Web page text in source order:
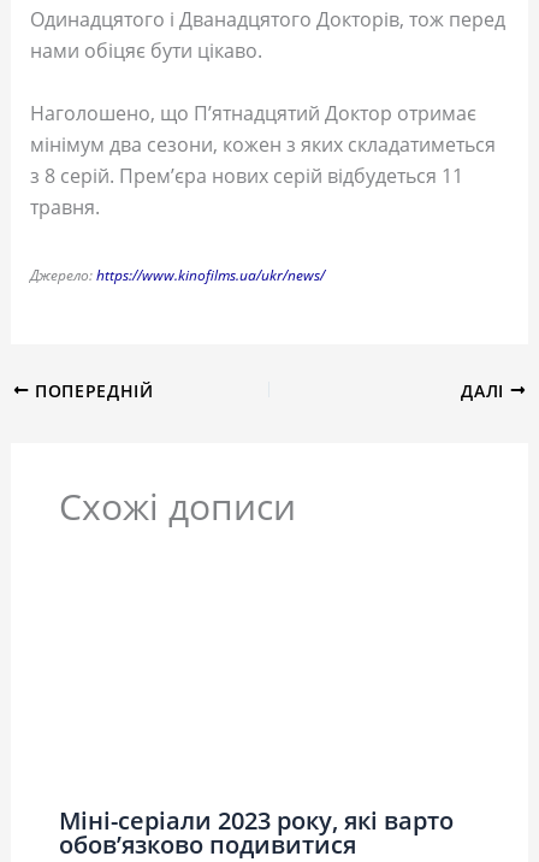
Одинадцятого і Дванадцятого Докторів, тож перед
нами обіцяє бути цікаво.
Наголошено, що П’ятнадцятий Доктор отримає
мінімум два сезони, кожен з яких складатиметься
з 8 серій. Прем’єра нових серій відбудеться 11
травня.
Джерело:https://www.kinofilms.ua/ukr/news/
ПОПЕРЕДНІЙ ДАЛІ
Схожі дописи
Міні-серіали 2023 року, які варто
обов’язково подивитися